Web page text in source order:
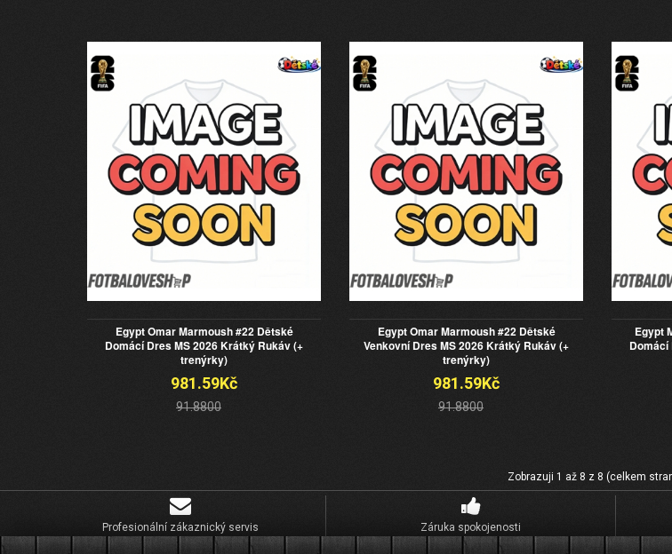
Egypt Omar Marmoush #22 Dětské
Domácí Dres MS 2026 Krátký Rukáv (+
trenýrky)
981.59Kč
91.8800
Egypt Omar Marmoush #22 Dětské
Venkovní Dres MS 2026 Krátký Rukáv (+
trenýrky)
981.59Kč
91.8800
Egypt
Domácí
Zobrazuji 1 až 8 z 8 (celkem
Profesionální zákaznický servis Záruka spokojenosti